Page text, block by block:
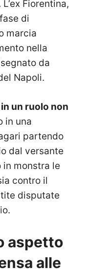
Fiorentina,
di
marcia
nella
da
Napoli.
un ruolo non
in una
partendo
dal versante
in monstra le
contro il
disputate
aspetto
alle